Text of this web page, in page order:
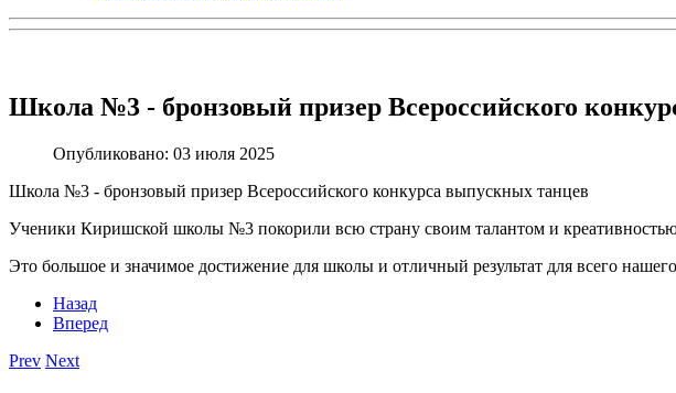
Школа №3 - бронзовый призер Всероссийского
Опубликовано: 03 июля 2025
Школа №3 - бронзовый призер Всероссийского конкурса выпускных танцев
Ученики Киришской школы №3 покорили всю страну своим талантом и
Это большое и значимое достижение для школы и отличный результат для всего
Назад
Вперед
Prev Next